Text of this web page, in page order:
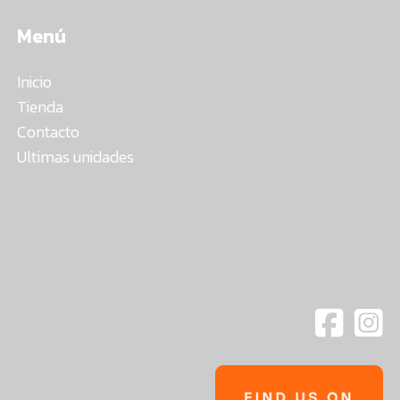
Menú
Inicio
Tienda
Contacto
Ultimas unidades